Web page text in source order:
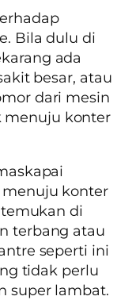
Bila dulu di
ada
besar, atau
dari mesin
konter
konter
di
terbang atau
seperti ini
tidak perlu
super lambat.